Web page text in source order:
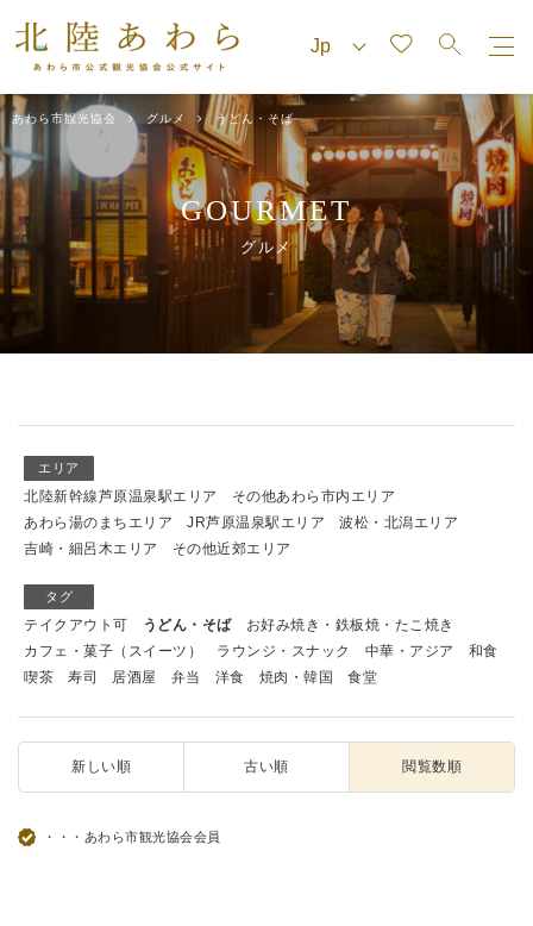
あわら市観光協会 グルメ うどん・そば
GOURMET
グルメ
エリア
北陸新幹線芦原温泉駅エリア
その他あわら市内エリア
あわら湯のまちエリア
JR芦原温泉駅エリア
波松・北潟エリア
吉崎・細呂木エリア
その他近郊エリア
タグ
テイクアウト可 うどん・そば
お好み焼き・鉄板焼・たこ焼き
カフェ・菓子（スイーツ）
ラウンジ・スナック 中華・アジア
和食
喫茶
寿司 居酒屋 弁当 洋食 焼肉・韓国 食堂
新しい順 古い順 閲覧数順
・・・あわら市観光協会会員